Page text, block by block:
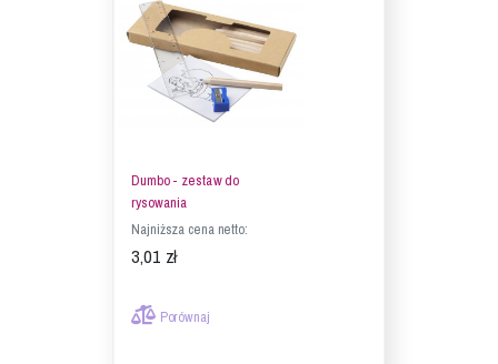
Dumbo - zestaw do
rysowania
Najniższa cena netto:
3,01 zł
Porównaj